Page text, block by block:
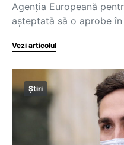
Agenția Europeană
așteptată să o aprobe
Vezi articolul
Știri